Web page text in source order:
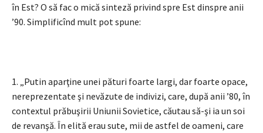
în Est? O să fac o mică sinteză privind spre Est dinspre anii
’90. Simplificînd mult pot spune:
1. „Putin aparţine unei pături foarte largi, dar foarte opace,
nereprezentate şi nevăzute de indivizi, care, după anii ’80, în
contextul prăbuşirii Uniunii Sovietice, căutau să-şi ia un soi
de revanşă. În elită erau sute, mii de astfel de oameni, care